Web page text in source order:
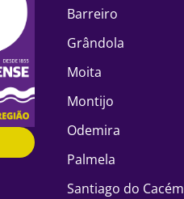
Barreiro
Grândola
Moita
Montijo
Odemira
Palmela
Santiago do Cacém